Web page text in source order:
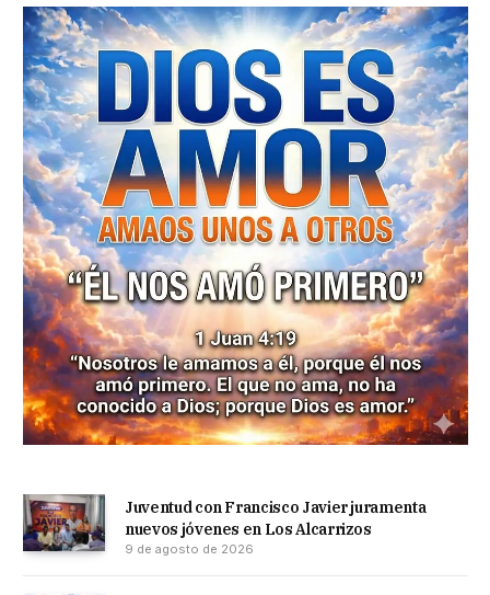
Juventud con Francisco Javier juramenta
nuevos jóvenes en Los Alcarrizos
9 de agosto de 2026